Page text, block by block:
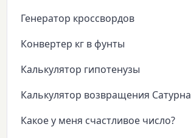
Генератор кроссвордов
Конвертер кг в фунты
Калькулятор гипотенузы
Калькулятор возвращения Сатурна
Какое у меня счастливое число?